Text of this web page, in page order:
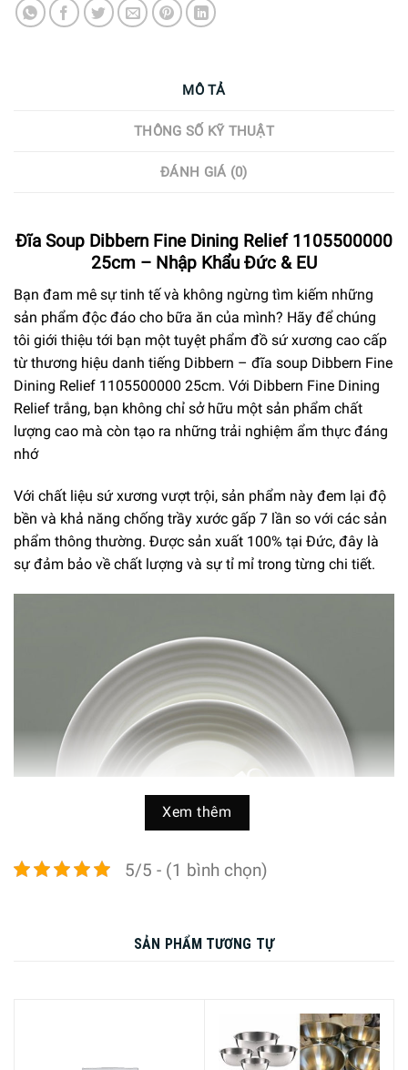
MÔ TẢ
THÔNG SỐ KỸ THUẬT
ĐÁNH GIÁ (0)
Đĩa Soup Dibbern Fine Dining Relief 1105500000
25cm – Nhập Khẩu Đức & EU
Bạn đam mê sự tinh tế và không ngừng tìm kiếm những
sản phẩm độc đáo cho bữa ăn của mình? Hãy để chúng
tôi giới thiệu tới bạn một tuyệt phẩm đồ sứ xương cao cấp
từ thương hiệu danh tiếng Dibbern – đĩa soup Dibbern Fine
Dining Relief 1105500000 25cm. Với Dibbern Fine Dining
Relief trắng, bạn không chỉ sở hữu một sản phẩm chất
lượng cao mà còn tạo ra những trải nghiệm ẩm thực đáng
nhớ
Với chất liệu sứ xương vượt trội, sản phẩm này đem lại độ
bền và khả năng chống trầy xước gấp 7 lần so với các sản
phẩm thông thường. Được sản xuất 100% tại Đức, đây là
sự đảm bảo về chất lượng và sự tỉ mỉ trong từng chi tiết.
hoàn hảo giữa tính năng và vẻ đẹp cổ điển. Hình dạng
đường tròn cổ điển với các đường viền tinh tế tạo nên sự
Xem thêm
5/5 - (1 bình chọn)
SẢN PHẨM TƯƠNG TỰ